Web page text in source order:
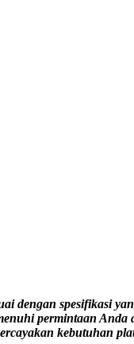
dengan spesifikasi
permintaan
kebutuhan